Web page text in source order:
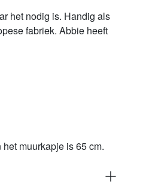
het nodig is. Handig als
fabriek. Abbie heeft
muurkapje is 65 cm.